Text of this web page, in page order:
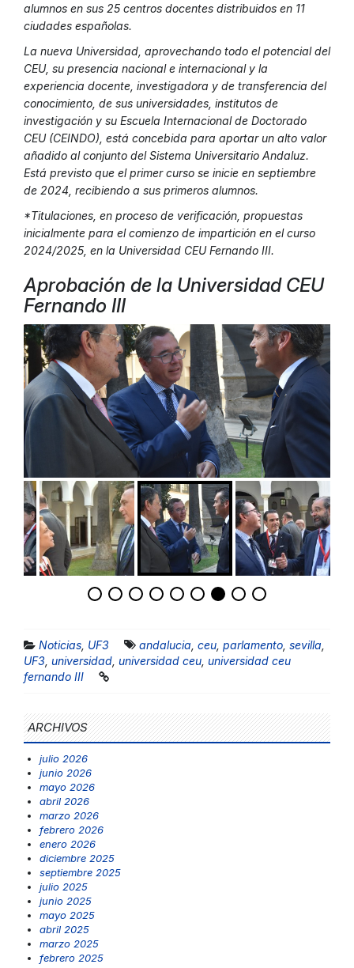
alumnos en sus 25 centros docentes distribuidos en 11
ciudades españolas.
La nueva Universidad, aprovechando todo el potencial del
CEU, su presencia nacional e internacional y la
experiencia docente, investigadora y de transferencia del
conocimiento, de sus universidades, institutos de
investigación y su Escuela Internacional de Doctorado
CEU (CEINDO), está concebida para aportar un alto valor
añadido al conjunto del Sistema Universitario Andaluz.
Está previsto que el primer curso se inicie en septiembre
de 2024, recibiendo a sus primeros alumnos.
*Titulaciones, en proceso de verificación, propuestas
inicialmente para el comienzo de impartición en el curso
2024/2025, en la Universidad CEU Fernando III.
Aprobación de la Universidad CEU
Fernando III
Noticias UF3 andalucia ceu parlamento sevilla
UF3 universidad universidad ceu universidad ceu
fernando III
ARCHIVOS
julio 2026
junio 2026
mayo 2026
abril 2026
marzo 2026
febrero 2026
enero 2026
diciembre 2025
septiembre 2025
julio 2025
junio 2025
mayo 2025
abril 2025
marzo 2025
febrero 2025